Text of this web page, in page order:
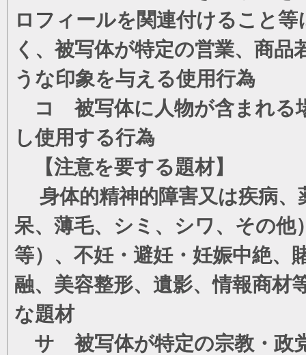
ロフィールを関連付けること
く、被写体が特定の営業、商
うな印象を与える使用行為
コ 被写体に人物が含まれる
し使用する行為
【注意を要する題材】
身体的精神的障害又は疾病、
呆、薄毛、シミ、シワ、その他
等）、不妊・避妊・妊娠中絶、
融、美容整形、遺影、情報商材
な題材
サ 被写体が特定の宗教・政